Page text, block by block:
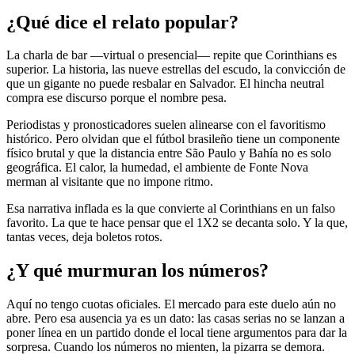
¿Qué dice el relato popular?
La charla de bar —virtual o presencial— repite que Corinthians es
superior. La historia, las nueve estrellas del escudo, la convicción de
que un gigante no puede resbalar en Salvador. El hincha neutral
compra ese discurso porque el nombre pesa.
Periodistas y pronosticadores suelen alinearse con el favoritismo
histórico. Pero olvidan que el fútbol brasileño tiene un componente
físico brutal y que la distancia entre São Paulo y Bahía no es solo
geográfica. El calor, la humedad, el ambiente de Fonte Nova
merman al visitante que no impone ritmo.
Esa narrativa inflada es la que convierte al Corinthians en un falso
favorito. La que te hace pensar que el 1X2 se decanta solo. Y la que,
tantas veces, deja boletos rotos.
¿Y qué murmuran los números?
Aquí no tengo cuotas oficiales. El mercado para este duelo aún no
abre. Pero esa ausencia ya es un dato: las casas serias no se lanzan a
poner línea en un partido donde el local tiene argumentos para dar la
sorpresa. Cuando los números no mienten, la pizarra se demora.